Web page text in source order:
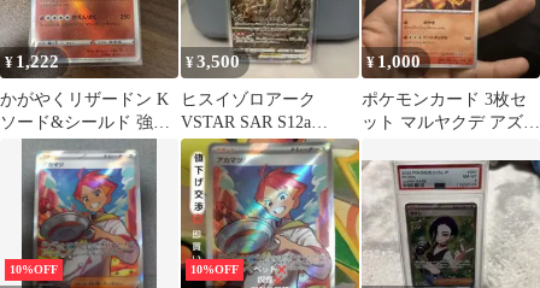
¥ 1,222
かがやくリザードン K
ソード&シールド 強化
拡張パック Pokemon
GO…
¥3,500
ヒスイゾロアーク
VSTAR SAR S12a
VSTARユニバース
234/1…
¥ 1,000
ポケモンカード 3枚セ
ット マルヤクデ アズマ
10%OFF 10%OFF